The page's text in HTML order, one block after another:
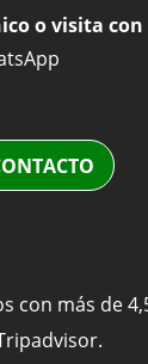
o visita
con más de